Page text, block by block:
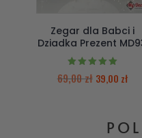
Zegar dla Babci i
Dziadka Prezent
Oceniono
5.00
69,00zł 39,00 zł